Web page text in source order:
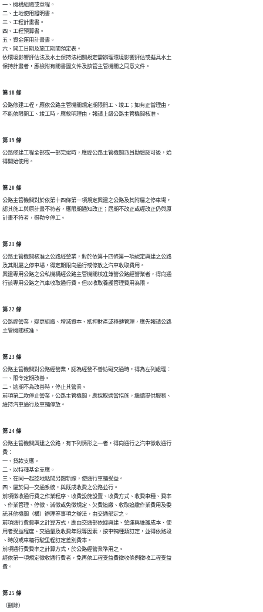
一、機構組織或章程。
二、土地使用證明書。
三、工程計畫書。
四、工程預算書。
五、資金運用計畫書。
六、開工日期及施工期間預定表。
依環境影響評估法及水土保持法相關規定需辦理環境影響評估或擬具水土
保持計畫者，應檢附有關書圖文件及該管主管機關之同意文件。
第 18 條
公路修建工程，應依公路主管機關規定期限開工、竣工；如有正當理由，
不能依限開工、竣工時，應敘明理由，報請上級公路主管機關核准。
第 19 條
公路修建工程全部或一部完竣時，應經公路主管機關派員勘驗認可後，始
得開始使用。
第 20 條
公路主管機關對於依第十四條第一項規定興建之公路及其附屬之停車場，
認其施工與原計畫不符者，應限期通知改正；屆期不改正或經改正仍與原
計畫不符者，得勒令停工。
第 21 條
公路主管機關核准之公路經營業，對於依第十四條第一項規定興建之公路
及其附屬之停車場，得定期限向通行或停放之汽車收取費用。
興建專用公路之公私機構經公路主管機關核准兼營公路經營業者，得向通
行該專用公路之汽車收取通行費。但以收取養護管理費用為限。
第 22 條
公路經營業，變更組織、增減資本、抵押財產或移轉管理，應先報請公路
主管機關核准。
第 23 條
公路主管機關對公路經營業，認為經營不善妨礙交通時，得為左列處理：
一、限令定期改善。
二、逾期不為改善時，停止其營業。
前項第二款停止營業，公路主管機關，應採取適當措施，繼續提供服務、
維持汽車通行及車輛停放。
第 24 條
公路主管機關興建之公路，有下列情形之一者，得向通行之汽車徵收通行
費：
一、貸款支應。
二、以特種基金支應。
三、在同一起訖地點間另闢新線，使通行車輛受益。
四、屬於同一交通系統，與既成收費之公路並行。
前項徵收通行費之作業程序、收費設施設置、收費方式、收費車種、費率
、作業管理、停徵、減徵或免徵規定、欠費追繳、收取追繳作業費用及委
託其他機關（構）辦理等事項之辦法，由交通部定之。
前項通行費費率之計算方式，應由交通部依據興建、營運與維護成本、使
用者受益程度、交通量及收費年限等因素，按車輛種類訂定，並得依路段
、時段或車輛行駛里程訂定差別費率。
前項通行費費率之計算方式，於公路經營業準用之。
經依第一項規定徵收通行費者，免再依工程受益費徵收條例徵收工程受益
費。
第 25 條
（刪除）